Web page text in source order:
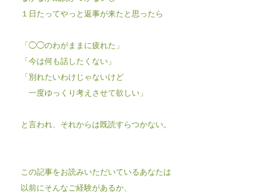
１日たってやっと返事が来たと思ったら
「◯◯のわがままに疲れた」
「今は何も話したくない」
「別れたいわけじゃないけど
一度ゆっくり考えさせて欲しい」
と言われ、それからは既読すらつかない。
この記事をお読みいただいているあなたは
以前にそんなご経験があるか、